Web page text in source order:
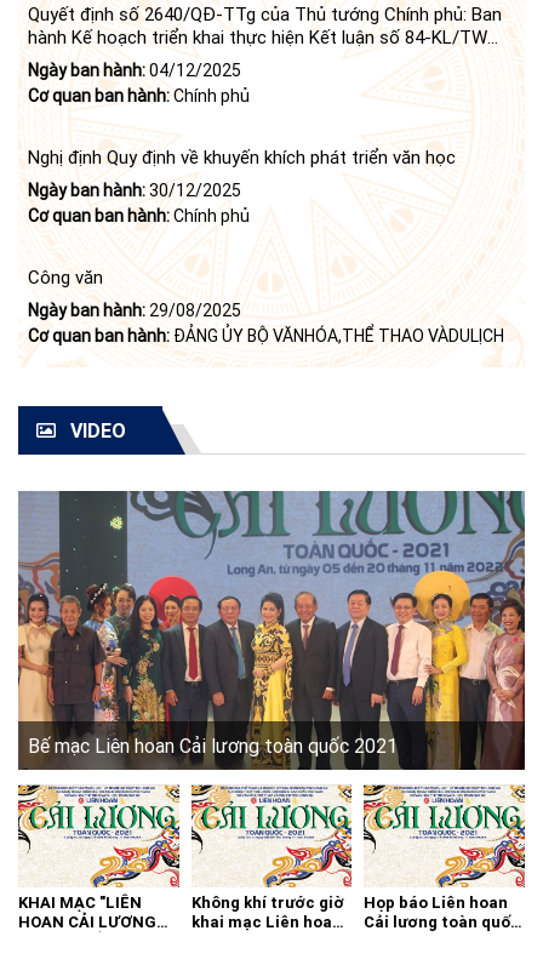
Quyết định số 2640/QĐ-TTg của Thủ tướng Chính phủ: Ban
hành Kế hoạch triển khai thực hiện Kết luận số 84-KL/TW
ngày 21 tháng 6 năm 2024 của Bộ Chính trị tiếp tục thực
hiện Nghị quyết số 23-NQ/TW ngày 16 tháng 6 năm 2008
của Bộ Chính trị (khóa X) về "tiếp tục xây dựng và phát triển
văn học, nghệ thuật trong thời kỳ mới"
Ngày ban hành:04/12/2025
Cơ quan ban hành:Chính phủ
Nghị định Quy định về khuyến khích phát triển văn học
Ngày ban hành:30/12/2025
Cơ quan ban hành:Chính phủ
Công văn
Ngày ban hành: 29/08/2025
Cơ quan ban hành: ĐẢNG ỦY BỘ VĂNHÓA,THỂ THAO VÀDULỊCH
VIDEO
Bế mạc Liên hoan Cải lương toàn quốc 2021
KHAI MẠC "LIÊN
HOAN CẢI LƯƠNG
Không khí trước giờ
khai mạc Liên hoan
Họp báo Liên hoan
Cải lương toàn quốc